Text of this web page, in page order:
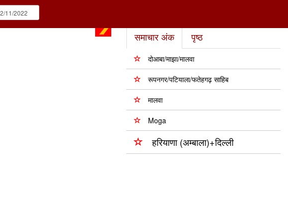
समाचार अंक पृष्ठ
दोआबा/माझा/मालवा
रूपनगर/पटियाला/फतेहगढ़ साहिब
मालवा
Moga
हरियाणा (अम्बाला)+दिल्ली